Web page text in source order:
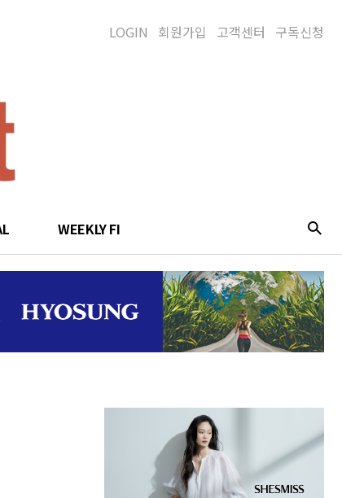
WEEKLY FI
LOGIN 회원가입 고객센터 구독신청